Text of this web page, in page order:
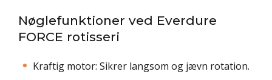
Nøglefunktioner ved Everdure
FORCE rotisseri
Kraftig motor: Sikrer langsom og jævn rotation.